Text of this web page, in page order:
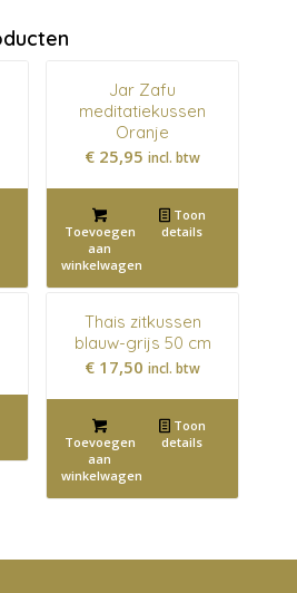
Jar Zafu
meditatiekussen
Oranje
€ 25,95 incl. btw
Toevoegen
aan
winkelwagen
Toon
details
Thais zitkussen
blauw-grijs 50 cm
€ 17,50 incl. btw
Toevoegen
aan
winkelwagen
Toon
details